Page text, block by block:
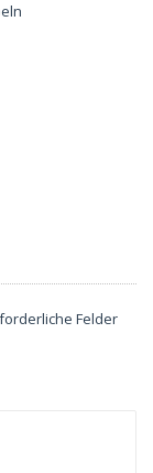
Felder